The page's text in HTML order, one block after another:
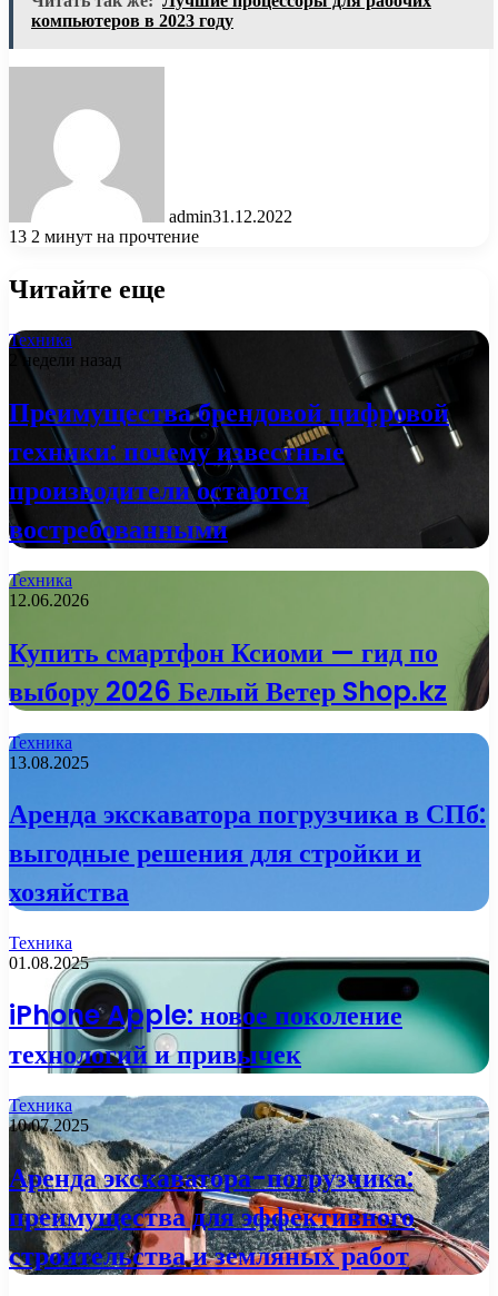
компьютеров в 2023 году
admin31.12.2022
13 2 минут на прочтение
Читайте еще
Техника
2 недели назад
Преимущества брендовой цифровой
техники: почему известные
производители остаются
востребованными
Техника
12.06.2026
Купить смартфон Ксиоми — гид по
выбору 2026 Белый Ветер Shop.kz
Техника
13.08.2025
Аренда экскаватора погрузчика в СПб:
выгодные решения для стройки и
хозяйства
Техника
01.08.2025
iPhone Apple: новое поколение
технологий и привычек
Техника
10.07.2025
Аренда экскаватора-погрузчика:
преимущества для эффективного
строительства и земляных работ